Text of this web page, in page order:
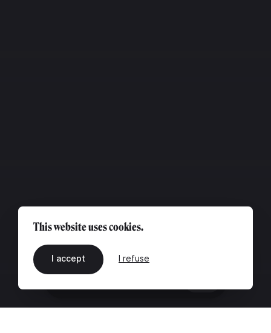
This website uses cookies.
I accept I refuse